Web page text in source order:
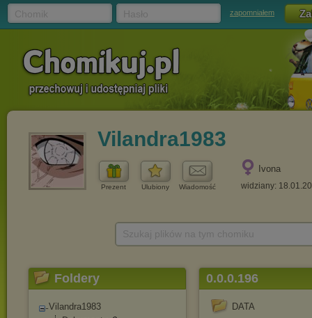
zapomniałem
Vilandra1983
Prezent Ulubiony Wiadomość
Ivona
widziany:
Foldery
Vilandra1983
0.0.0.196
DATA